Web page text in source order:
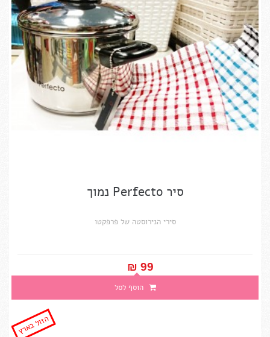
סיר Perfecto נמוך
סירי הנירוסטה של פרפקטו
99 ₪‎
הוסף לסל
הזול בארץ